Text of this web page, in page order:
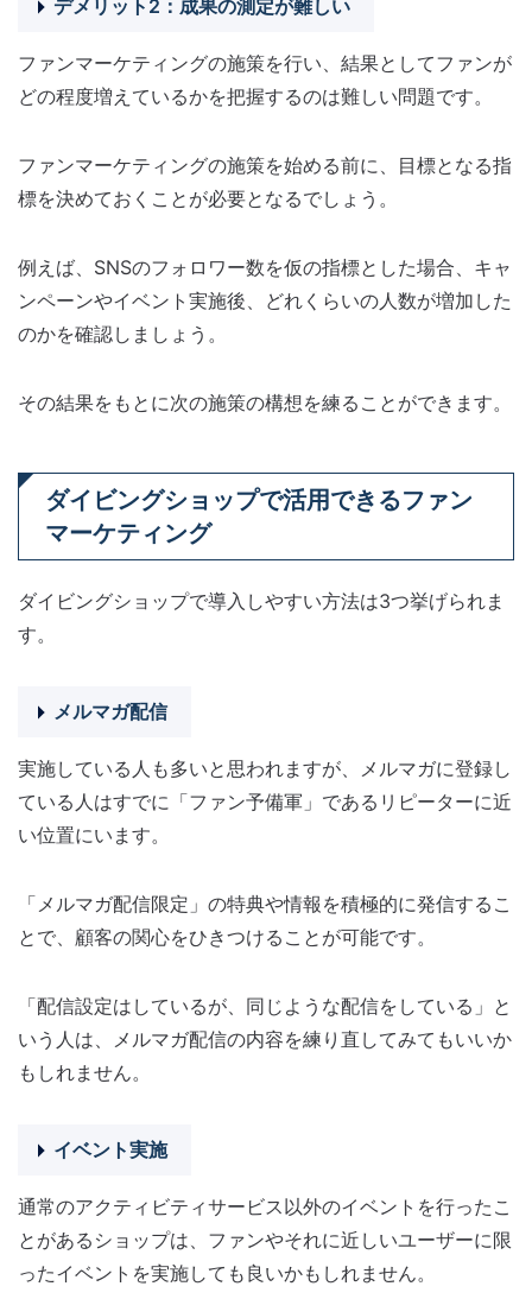
デメリット2：成果の測定が難しい
ファンマーケティングの施策を行い、結果としてファンが
どの程度増えているかを把握するのは難しい問題です。
ファンマーケティングの施策を始める前に、目標となる指
標を決めておくことが必要となるでしょう。
例えば、SNSのフォロワー数を仮の指標とした場合、キャ
ンペーンやイベント実施後、どれくらいの人数が増加した
のかを確認しましょう。
その結果をもとに次の施策の構想を練ることができます。
ダイビングショップで活用できるファン
マーケティング
ダイビングショップで導入しやすい方法は3つ挙げられま
す。
メルマガ配信
実施している人も多いと思われますが、メルマガに登録し
ている人はすでに「ファン予備軍」であるリピーターに近
い位置にいます。
「メルマガ配信限定」の特典や情報を積極的に発信するこ
とで、顧客の関心をひきつけることが可能です。
「配信設定はしているが、同じような配信をしている」と
いう人は、メルマガ配信の内容を練り直してみてもいいか
もしれません。
イベント実施
通常のアクティビティサービス以外のイベントを行ったこ
とがあるショップは、ファンやそれに近しいユーザーに限
ったイベントを実施しても良いかもしれません。